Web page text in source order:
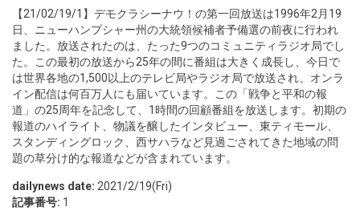
【21/02/19/1】デモクラシーナウ！の第一回放送は1996年2月19
日、ニューハンプシャー州の大統領候補者予備選の前夜に行われ
ました。放送されたのは、たった9つのコミュニティラジオ局でし
た。この最初の放送から25年の間に番組は大きく成長し、今日で
は世界各地の1,500以上のテレビ局やラジオ局で放送され、オンラ
イン配信は何百万人にも届いています。この「戦争と平和の報
道」の25周年を記念して、1時間の回顧番組を放送します。初期の
報道のハイライト、物議を醸したインタビュー、東ティモール、
スタンディングロック、西サハラなど見過ごされてきた地域の問
題の草分け的な報道などが含まれています。
dailynews date: 2021/2/19(Fri)
記事番号: 1